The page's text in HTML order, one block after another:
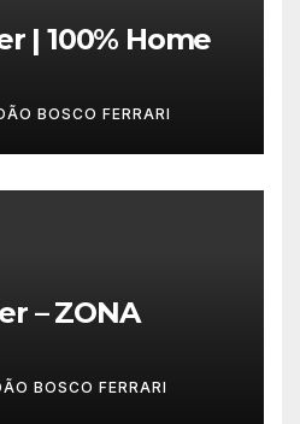
| 100% Home
BOSCO FERRARI
– ZONA
BOSCO FERRARI